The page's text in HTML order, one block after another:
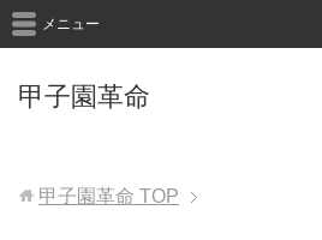
甲子園革命
メニュー
甲子園革命 TOP